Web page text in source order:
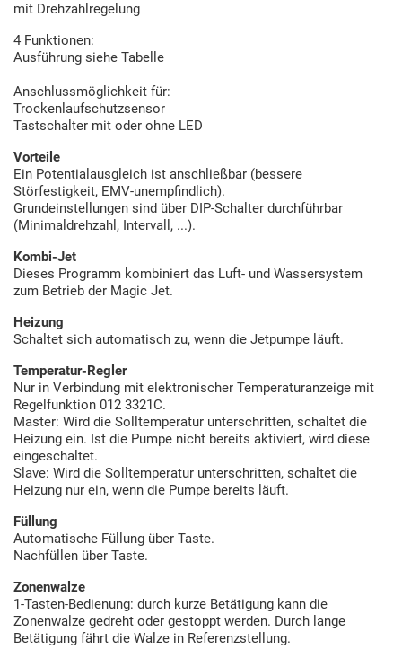
mit Drehzahlregelung
4 Funktionen:
Ausführung siehe Tabelle
Anschlussmöglichkeit für:
Trockenlaufschutzsensor
Tastschalter mit oder ohne LED
Vorteile
Ein Potentialausgleich ist anschließbar (bessere
Störfestigkeit, EMV-unempfindlich).
Grundeinstellungen sind über DIP-Schalter durchführbar
(Minimaldrehzahl, Intervall, ...).
Kombi-Jet
Dieses Programm kombiniert das Luft- und Wassersystem
zum Betrieb der Magic Jet.
Heizung
Schaltet sich automatisch zu, wenn die Jetpumpe läuft.
Temperatur-Regler
Nur in Verbindung mit elektronischer Temperaturanzeige mit
Regelfunktion 012 3321C.
Master: Wird die Solltemperatur unterschritten, schaltet die
Heizung ein. Ist die Pumpe nicht bereits aktiviert, wird diese
eingeschaltet.
Slave: Wird die Solltemperatur unterschritten, schaltet die
Heizung nur ein, wenn die Pumpe bereits läuft.
Füllung
Automatische Füllung über Taste.
Nachfüllen über Taste.
Zonenwalze
1-Tasten-Bedienung: durch kurze Betätigung kann die
Zonenwalze gedreht oder gestoppt werden. Durch lange
Betätigung fährt die Walze in Referenzstellung.